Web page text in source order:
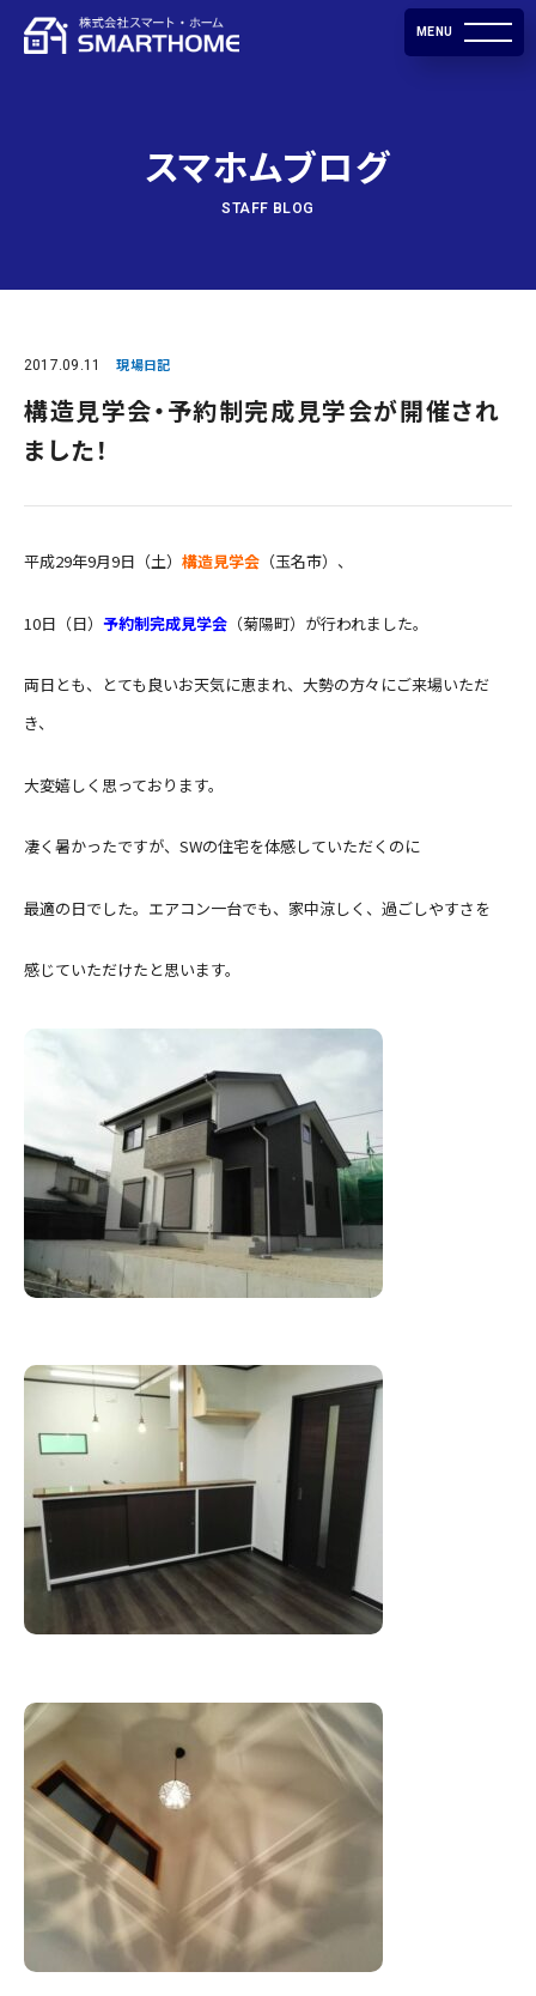
MENU
スマホムブログ
STAFF BLOG
2017.09.11 現場日記
構造見学会・予約制完成見学会が開催され
ました！
平成29年9月9日（土） 構造見学会 （玉名市）、
10日（日） 予約制完成見学会 （菊陽町）が行われました。
両日とも、とても良いお天気に恵まれ、大勢の方々にご来場いただ
き、
大変嬉しく思っております。
凄く暑かったですが、SWの住宅を体感していただくのに
最適の日でした。エアコン一台でも、家中涼しく、過ごしやすさを
感じていただけたと思います。